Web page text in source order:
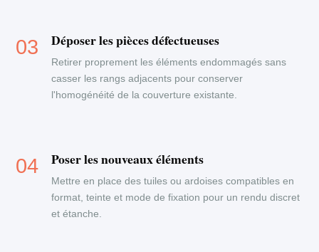
Déposer les pièces défectueuses
Retirer proprement les éléments endommagés sans
casser les rangs adjacents pour conserver
l'homogénéité de la couverture existante.
Poser les nouveaux éléments
Mettre en place des tuiles ou ardoises compatibles en
format, teinte et mode de fixation pour un rendu discret
et étanche.